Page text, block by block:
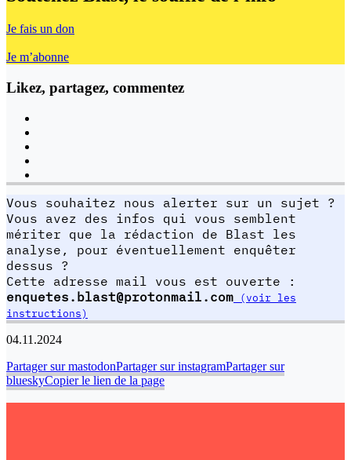
Je fais un don
Je m’abonne
Likez, partagez, commentez
Vous souhaitez nous alerter sur un sujet ?
Vous avez des infos qui vous semblent
mériter que la rédaction de Blast les
analyse, pour éventuellement enquêter
dessus ?
Cette adresse mail vous est ouverte :
enquetes.blast@protonmail.com (voir les
instructions)
04.11.2024
Partager sur mastodonPartager sur instagramPartager sur
blueskyCopier le lien de la page